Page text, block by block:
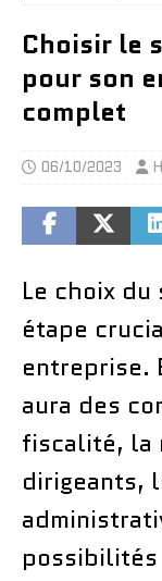
Choisir le
pour son
complet
06/10/2023
Le choix
étape
entreprise.
aura des
fiscalité, la
dirigeants,
possibilités